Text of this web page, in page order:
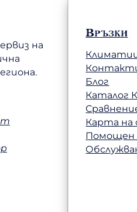
на
Връзки
Блог
Каталог
Карта на
Помощен